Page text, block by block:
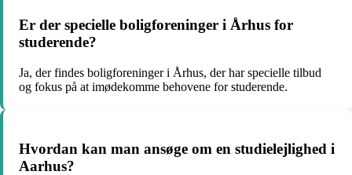
Er der specielle boligforeninger i Århus for
studerende?
Ja, der findes boligforeninger i Århus, der har specielle tilbud
og fokus på at imødekomme behovene for studerende.
Hvordan kan man ansøge om en studielejlighed i
Aarhus?